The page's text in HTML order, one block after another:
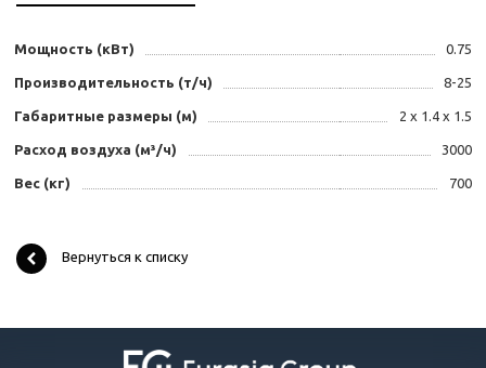
Мощность (кВт) 0.75
Производительность (т/ч) 8-25
Габаритные размеры (м) 2 x 1.4 x 1.5
Расход воздуха (м³/ч) 3000
Вес (кг) 700
Вернуться к списку